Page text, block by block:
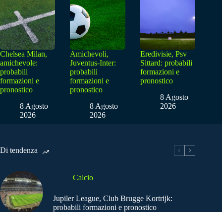
Chelsea Milan,
amichevole:
probabili
formazioni e
pronostico
8 Agosto
2026
Amichevoli,
Juventus-Inter:
probabili
formazioni e
pronostico
8 Agosto
2026
Eredivisie, Psv
Sittard: probabili
formazioni e
pronostico
8 Agosto
2026
Di tendenza
Calcio
Jupiler League, Club Brugge Kortrijk:
probabili formazioni e pronostico